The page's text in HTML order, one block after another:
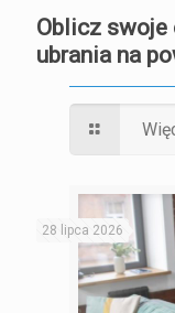
Oblicz
ubrania na
28 lipca 2026